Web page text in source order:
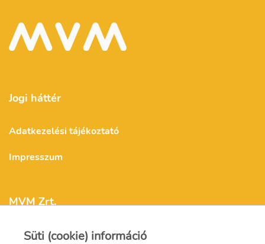
Jogi háttér
Adatkezelési tájékoztató
Impresszum
MVM Zrt.
Süti (cookie) információ